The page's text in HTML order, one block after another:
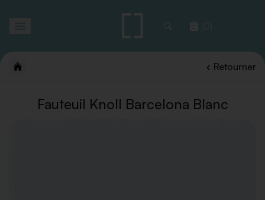
(0)
Retourner
Fauteuil Knoll Barcelona Blanc